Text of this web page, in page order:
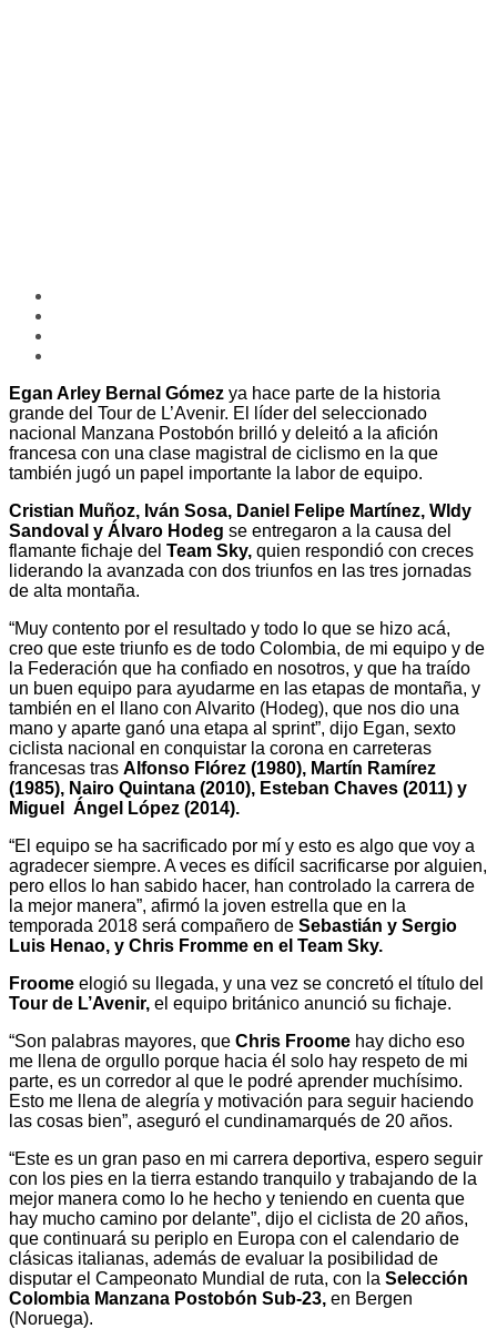
Egan Arley Bernal Gómez ya hace parte de la historia
grande del Tour de L’Avenir. El líder del seleccionado
nacional Manzana Postobón brilló y deleitó a la afición
francesa con una clase magistral de ciclismo en la que
también jugó un papel importante la labor de equipo.
Cristian Muñoz, Iván Sosa, Daniel Felipe Martínez, Wldy
Sandoval y Álvaro Hodeg se entregaron a la causa del
flamante fichaje del Team Sky, quien respondió con creces
liderando la avanzada con dos triunfos en las tres jornadas
de alta montaña.
“Muy contento por el resultado y todo lo que se hizo acá,
creo que este triunfo es de todo Colombia, de mi equipo y de
la Federación que ha confiado en nosotros, y que ha traído
un buen equipo para ayudarme en las etapas de montaña, y
también en el llano con Alvarito (Hodeg), que nos dio una
mano y aparte ganó una etapa al sprint”, dijo Egan, sexto
ciclista nacional en conquistar la corona en carreteras
francesas tras Alfonso Flórez (1980), Martín Ramírez
(1985), Nairo Quintana (2010), Esteban Chaves (2011) y
Miguel Ángel López (2014).
“El equipo se ha sacrificado por mí y esto es algo que voy a
agradecer siempre. A veces es difícil sacrificarse por alguien,
pero ellos lo han sabido hacer, han controlado la carrera de
la mejor manera”, afirmó la joven estrella que en la
temporada 2018 será compañero de Sebastián y Sergio
Luis Henao, y Chris Fromme en el Team Sky.
Froome elogió su llegada, y una vez se concretó el título del
Tour de L’Avenir, el equipo británico anunció su fichaje.
“Son palabras mayores, que Chris Froome hay dicho eso
me llena de orgullo porque hacia él solo hay respeto de mi
parte, es un corredor al que le podré aprender muchísimo.
Esto me llena de alegría y motivación para seguir haciendo
las cosas bien”, aseguró el cundinamarqués de 20 años.
“Este es un gran paso en mi carrera deportiva, espero seguir
con los pies en la tierra estando tranquilo y trabajando de la
mejor manera como lo he hecho y teniendo en cuenta que
hay mucho camino por delante”, dijo el ciclista de 20 años,
que continuará su periplo en Europa con el calendario de
clásicas italianas, además de evaluar la posibilidad de
disputar el Campeonato Mundial de ruta, con la Selección
Colombia Manzana Postobón Sub-23, en Bergen
(Noruega).